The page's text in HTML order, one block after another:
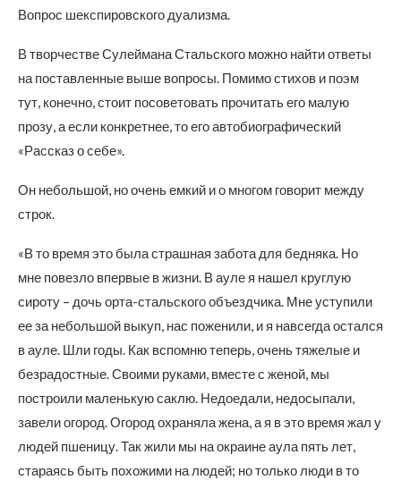
Вопрос шекспировского дуализма.
В творчестве Сулеймана Стальского можно найти ответы
на поставленные выше вопросы. Помимо стихов и поэм
тут, конечно, стоит посоветовать прочитать его малую
прозу, а если конкретнее, то его автобиографический
«Рассказ о себе».
Он небольшой, но очень емкий и о многом говорит между
строк.
«В то время это была страшная забота для бедняка. Но
мне повезло впервые в жизни. В ауле я нашел круглую
сироту – дочь орта-стальского объездчика. Мне уступили
ее за небольшой выкуп, нас поженили, и я навсегда остался
в ауле. Шли годы. Как вспомню теперь, очень тяжелые и
безрадостные. Своими руками, вместе с женой, мы
построили маленькую саклю. Недоедали, недосыпали,
завели огород. Огород охраняла жена, а я в это время жал у
людей пшеницу. Так жили мы на окраине аула пять лет,
стараясь быть похожими на людей; но только люди в то